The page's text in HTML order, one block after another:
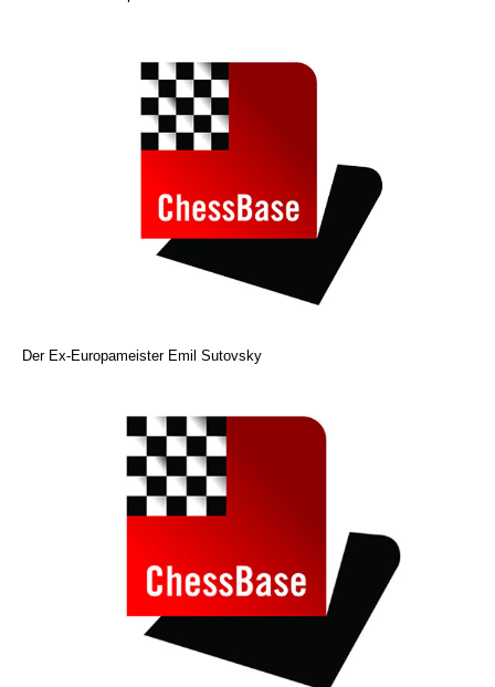
Der Ex-Europameister Emil Sutovsky